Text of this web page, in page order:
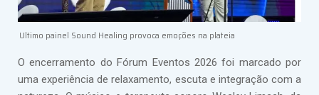
Ultimo painel Sound Healing provoca emoções na plateia
O encerramento do Fórum Eventos 2026 foi marcado por
uma experiência de relaxamento, escuta e integração com a